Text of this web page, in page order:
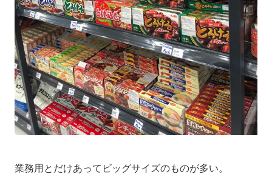
業務用とだけあってビッグサイズのものが多い。